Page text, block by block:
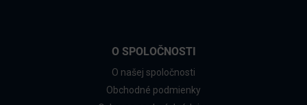
O SPOLOČNOSTI
O našej spoločnosti
Obchodné podmienky